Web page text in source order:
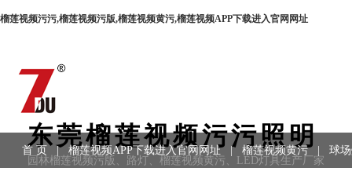
榴莲视频污污,榴莲视频污版,榴莲视频黄污,榴莲视频APP下载进入官网网址
东莞榴莲视频污污照明
园林榴莲视频污版、路灯、榴莲视频黄污、LED灯具生产厂家
首 页 | 榴莲视频APP下载进入官网网址 | 榴莲视频黄污 球